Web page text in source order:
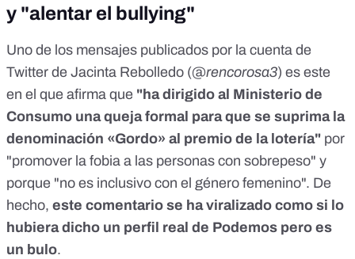
y "alentar el bullying"
Uno de los mensajes publicados por la cuenta de
Twitter de Jacinta Rebolledo (@rencorosa3) es este
en el que afirma que "ha dirigido al Ministerio de
Consumo una queja formal para que se suprima la
denominación «Gordo» al premio de la lotería" por
"promover la fobia a las personas con sobrepeso" y
porque "no es inclusivo con el género femenino". De
hecho, este comentario se ha viralizado como si lo
hubiera dicho un perfil real de Podemos pero es
un bulo.